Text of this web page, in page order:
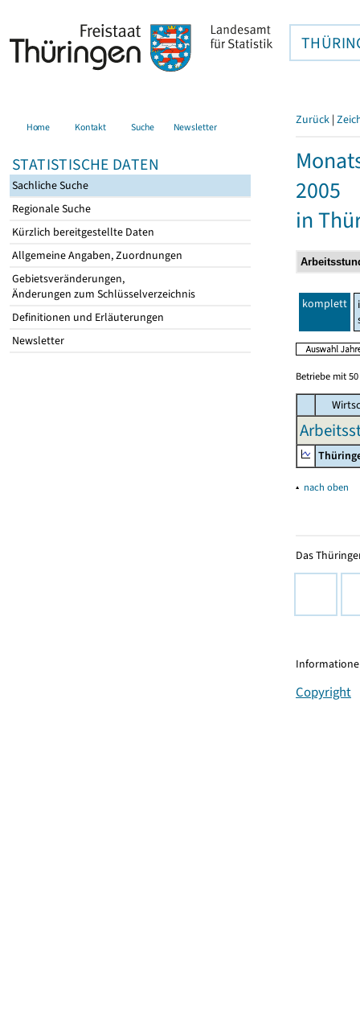
Home Kontakt Suche Newsletter
STATISTISCHE DATEN
Sachliche Suche
Regionale Suche
Kürzlich bereitgestellte Daten
Allgemeine Angaben, Zuordnungen
Gebietsveränderungen,
Änderungen zum Schlüsselverzeichnis
Definitionen und Erläuterungen
Newsletter
Zurück |
2005
in
komplett
Betriebe mit
▴ nach oben
Das
Copyright